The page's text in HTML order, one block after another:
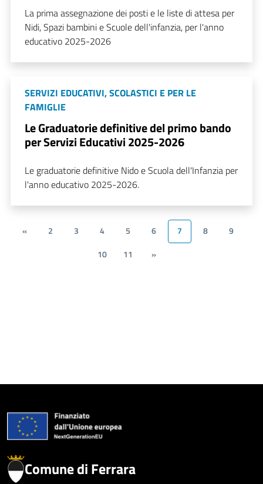
La prima assegnazione dei posti e le liste di attesa per
Nidi, Spazi bambini e Scuole dell'infanzia, per l'anno
educativo 2025-2026
SERVIZI EDUCATIVI, SCOLASTICI E PER LE
FAMIGLIE
Le Graduatorie definitive del primo bando
per Servizi Educativi 2025-2026
Le graduatorie definitive Nido e Scuola dell'Infanzia per
l'anno educativo 2025-2026.
« 2 3 4 5 6 7 8
9
10
11 »
Comune di Ferrara